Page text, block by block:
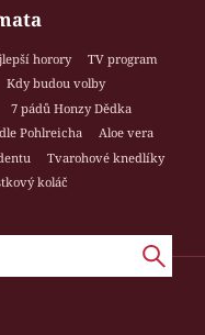
horory
TV program
Kdy budou volby
7 pádů Honzy Dědka
Pohlreicha
Aloe vera
Tvarohové knedlíky
koláč